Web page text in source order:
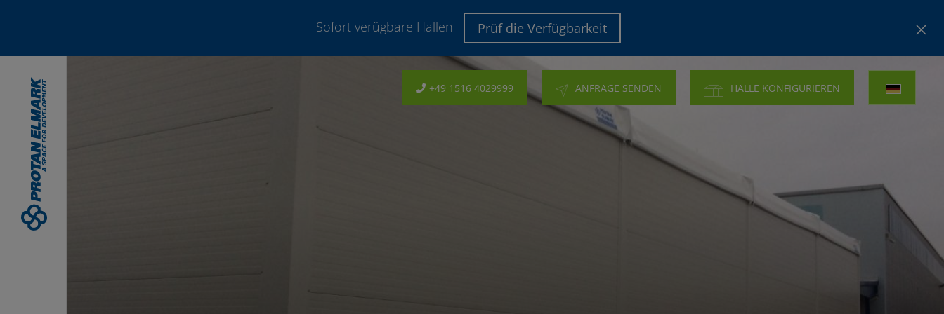
Sofort verügbare Hallen Prüf die Verfügbarkeit
+49 1516 4029999 ANFRAGE SENDEN HALLE KONFIGURIEREN